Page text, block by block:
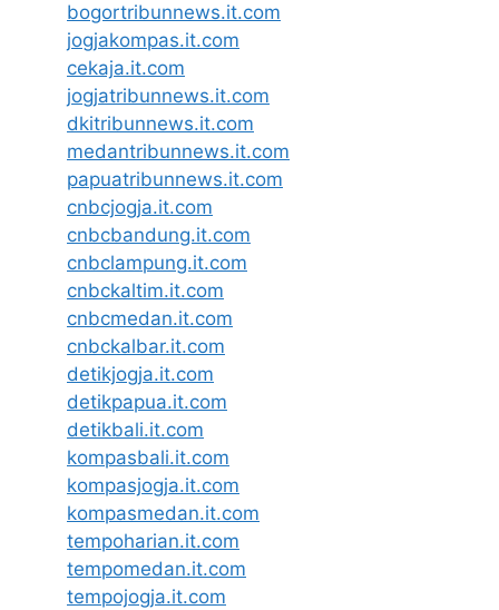
bogortribunnews.it.com
jogjakompas.it.com
cekaja.it.com
jogjatribunnews.it.com
dkitribunnews.it.com
medantribunnews.it.com
papuatribunnews.it.com
cnbcjogja.it.com
cnbcbandung.it.com
cnbclampung.it.com
cnbckaltim.it.com
cnbcmedan.it.com
cnbckalbar.it.com
detikjogja.it.com
detikpapua.it.com
detikbali.it.com
kompasbali.it.com
kompasjogja.it.com
kompasmedan.it.com
tempoharian.it.com
tempomedan.it.com
tempojogja.it.com